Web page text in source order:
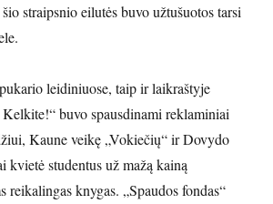
straipsnio eilutės buvo užtušuotos tarsi
leidiniuose, taip ir laikraštyje
buvo spausdinami reklaminiai
Kaune veikę „Vokiečių“ ir Dovydo
kvietė studentus už mažą kainą
reikalingas knygas. „Spaudos fondas“